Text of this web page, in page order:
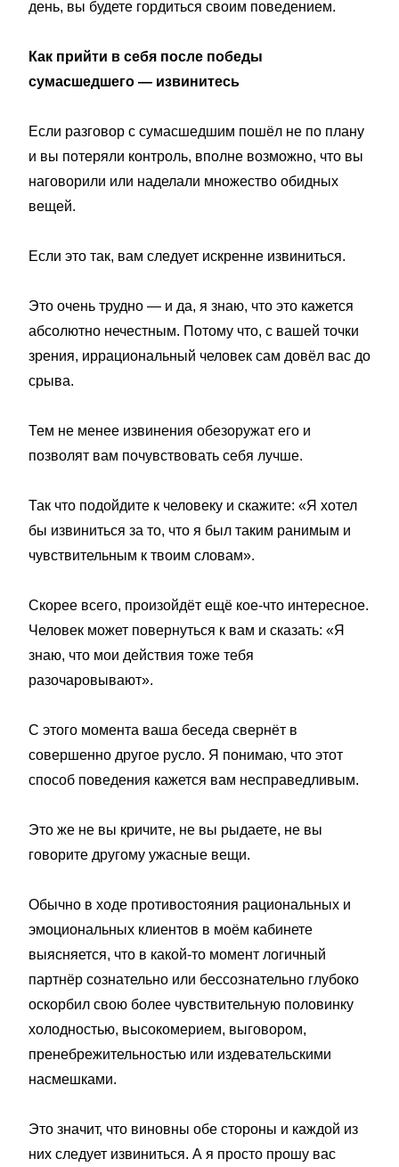
день, вы будете гордиться своим поведением.
Как прийти в себя после победы
сумасшедшего — извинитесь
Если разговор с сумасшедшим пошёл не по плану
и вы потеряли контроль, вполне возможно, что вы
наговорили или наделали множество обидных
вещей.
Если это так, вам следует искренне извиниться.
Это очень трудно — и да, я знаю, что это кажется
абсолютно нечестным. Потому что, с вашей точки
зрения, иррациональный человек сам довёл вас до
срыва.
Тем не менее извинения обезоружат его и
позволят вам почувствовать себя лучше.
Так что подойдите к человеку и скажите: «Я хотел
бы извиниться за то, что я был таким ранимым и
чувствительным к твоим словам».
Скорее всего, произойдёт ещё кое-что интересное.
Человек может повернуться к вам и сказать: «Я
знаю, что мои действия тоже тебя
разочаровывают».
С этого момента ваша беседа свернёт в
совершенно другое русло. Я понимаю, что этот
способ поведения кажется вам несправедливым.
Это же не вы кричите, не вы рыдаете, не вы
говорите другому ужасные вещи.
Обычно в ходе противостояния рациональных и
эмоциональных клиентов в моём кабинете
выясняется, что в какой-то момент логичный
партнёр сознательно или бессознательно глубоко
оскорбил свою более чувствительную половинку
холодностью, высокомерием, выговором,
пренебрежительностью или издевательскими
насмешками.
Это значит, что виновны обе стороны и каждой из
них следует извиниться. А я просто прошу вас